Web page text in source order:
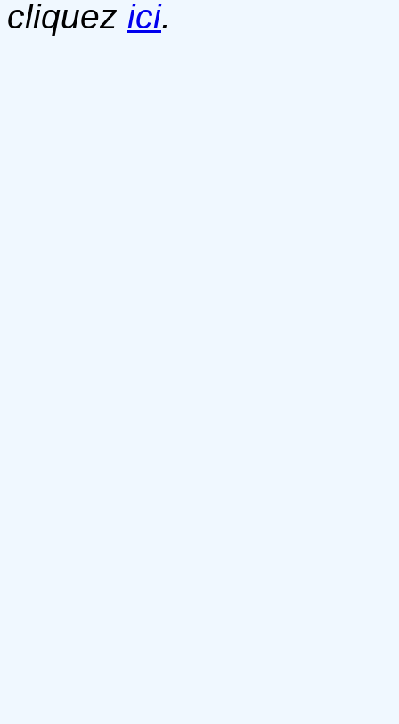
cliquez ici.